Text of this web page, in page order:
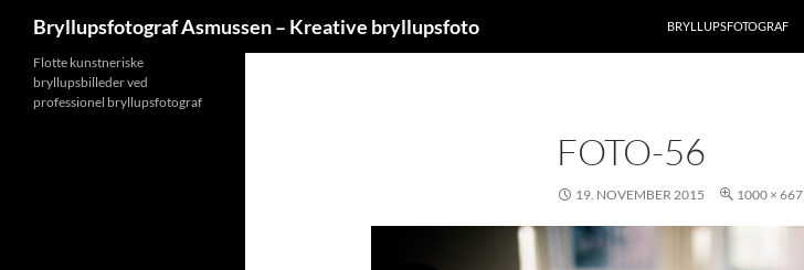
Bryllupsfotograf Asmussen – Kreative bryllupsfoto BRYLLUPSFOTOGRAF
FOTO-56
19. NOVEMBER 2015 1000 × 667
Flotte kunstneriske
bryllupsbilleder ved
professionel bryllupsfotograf